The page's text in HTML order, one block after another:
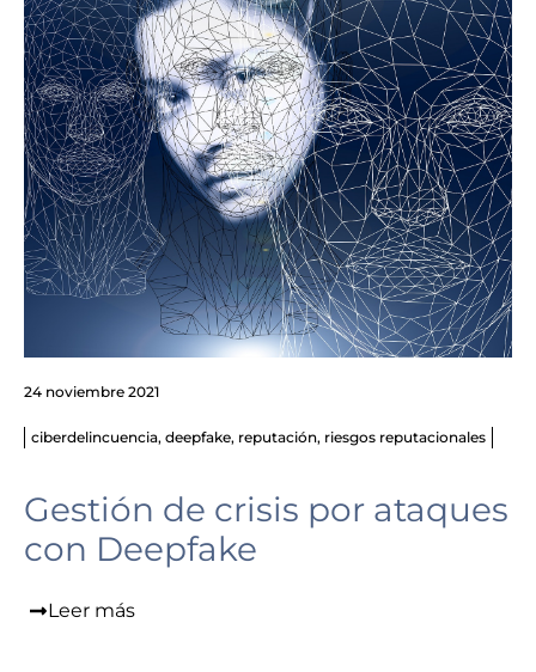
24 noviembre 2021
ciberdelincuencia, deepfake, reputación, riesgos reputacionales
Gestión de crisis por ataques
con Deepfake
Leer más